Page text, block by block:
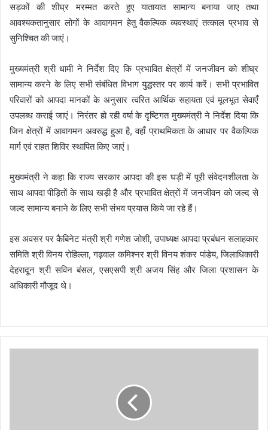
सड़कों की शीघ्र मरम्मत करते हुए यातायात सामान्य बनाया जाए तथा
आवश्यकतानुसार लोगों के आवागमन हेतु वैकल्पिक व्यवस्थाएं तत्काल प्रभाव से
सुनिश्चित की जाएं।
मुख्यमंत्री श्री धामी ने निर्देश दिए कि प्रभावित क्षेत्रों में जनजीवन को शीघ्र
सामान्य करने के लिए सभी संबंधित विभाग युद्धस्तर पर कार्य करें। सभी प्रभावित
परिवारों को आपदा मानकों के अनुसार त्वरित आर्थिक सहायता एवं मूलभूत सेवाएँ
उपलब्ध कराई जाएं। निरंतर हो रही वर्षा के दृष्टिगत मुख्यमंत्री ने निर्देश दिया कि
जिन क्षेत्रों में आवागमन अवरुद्ध हुआ है, वहाँ प्राथमिकता के आधार पर वैकल्पिक
मार्ग एवं राहत शिविर स्थापित किए जाएं।
मुख्यमंत्री ने कहा कि राज्य सरकार आपदा की इस घड़ी में पूरी संवेदनशीलता के
साथ आपदा पीड़ितों के साथ खड़ी है और प्रभावित क्षेत्रों में जनजीवन को जल्द से
जल्द सामान्य बनाने के लिए सभी संभव प्रयास किये जा रहे हैं।
इस अवसर पर कैबिनेट मंत्री श्री गणेश जोशी, उपाध्यक्ष आपदा प्रबंधन सलाहकार
समिति श्री विनय रोहिल्ला, गढ़वाल कमिश्नर श्री विनय शंकर पांडेय, जिलाधिकारी
देहरादून श्री सविन बंसल, एसएसपी श्री अजय सिंह और जिला प्रशासन के
अधिकारी मौजूद थे।